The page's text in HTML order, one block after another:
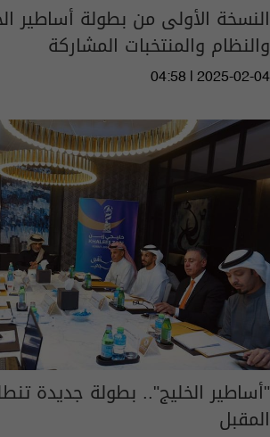
النسخة الأولى من بطولة أساطير
والنظام والمنتخبات المشاركة
04:58 | 2025-02-04
"أساطير الخليج".. بطولة جديدة
المقبل